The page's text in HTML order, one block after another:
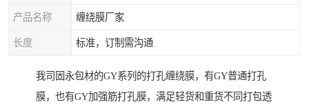
产品名称 缠绕膜厂家
长度 标准，订制需沟通
我司固永包材的GY系列的打孔缠绕膜，有GY普通打孔
膜，也有GY加强筋打孔膜，满足轻货和重货不同打包透